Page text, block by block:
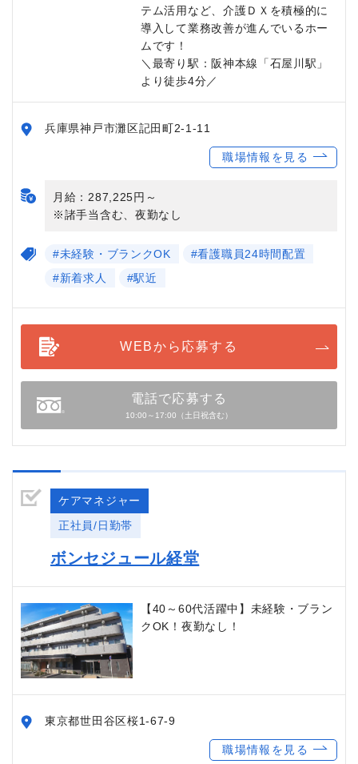
テム活用など、介護ＤＸを積極的に
導入して業務改善が進んでいるホー
ムです！
＼最寄り駅：阪神本線「石屋川駅」
より徒歩4分／
兵庫県神戸市灘区記田町2-1-11
職場情報を見る
月給：287,225円～
※諸手当含む、夜勤なし
#未経験・ブランクOK
#看護職員24時間配置
#新着求人
#駅近
WEBから応募する
電話で応募する
10:00～17:00（土日祝含む）
ケアマネジャー
正社員/日勤帯
ボンセジュール経堂
【40～60代活躍中】未経験・ブラン
クOK！夜勤なし！
東京都世田谷区桜1-67-9
職場情報を見る